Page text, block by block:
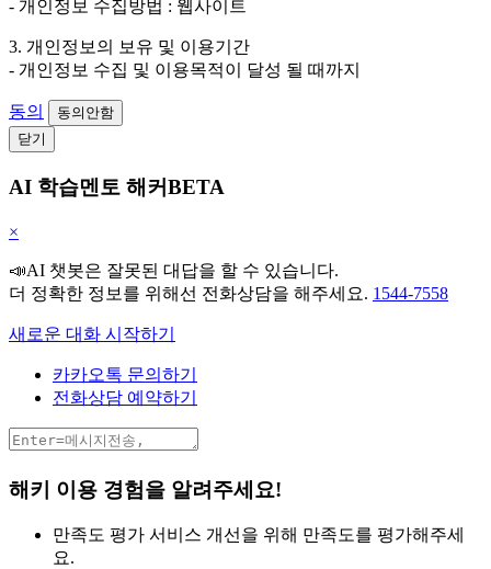
- 개인정보 수집방법 : 웹사이트
3. 개인정보의 보유 및 이용기간
- 개인정보 수집 및 이용목적이 달성 될 때까지
동의
동의안함
닫기
AI 학습멘토 해커BETA
×
📣AI 챗봇은 잘못된 대답을 할 수 있습니다.
더 정확한 정보를 위해선 전화상담을 해주세요. 1544-7558
새로운 대화 시작하기
카카오톡 문의하기
전화상담 예약하기
해키 이용 경험을 알려주세요!
만족도 평가 서비스 개선을 위해 만족도를 평가해주세
요.